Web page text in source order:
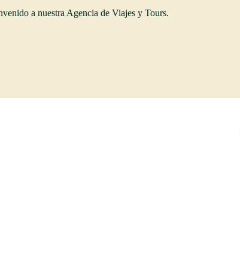
a nuestra Agencia de Viajes y Tours.